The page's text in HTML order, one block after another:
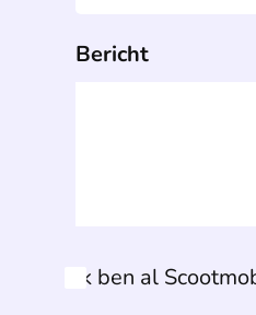
Bericht
Ik ben al